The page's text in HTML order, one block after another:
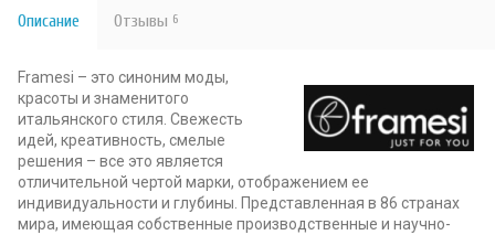
Описание Отзывы 6
Framesi – это синоним моды,
красоты и знаменитого
итальянского стиля. Свежесть
идей, креативность, смелые
решения – все это является
отличительной чертой марки, отображением ее
индивидуальности и глубины. Представленная в 86 странах
мира, имеющая собственные производственные и научно-